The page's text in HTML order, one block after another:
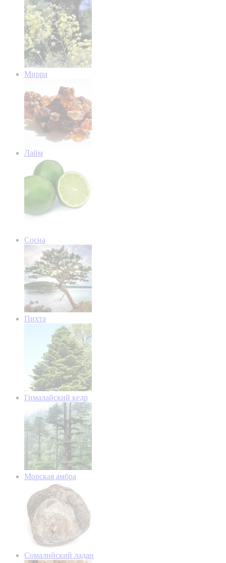
Мирра
Лайм
Сосна
Пихта
Гималайский кедр
Морская амбра
Сомалийский ладан